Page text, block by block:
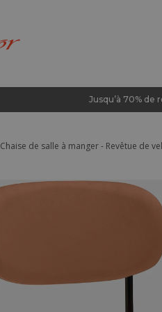
Jusqu’à 70% de
Chaise de salle à manger - Revêtue de